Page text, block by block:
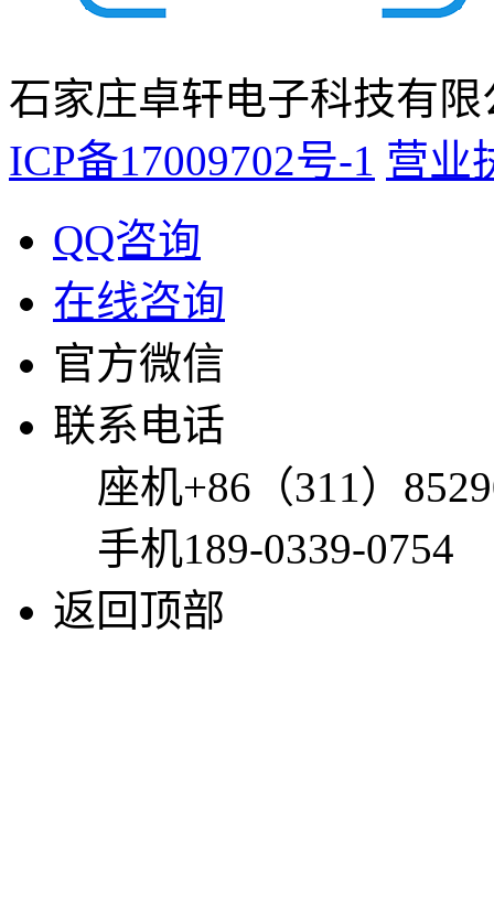
石家庄卓轩电子科技有
ICP备17009702号-1 营业
QQ咨询
在线咨询
官方微信
联系电话
座机+86（311）
手机189-0339-0754
返回顶部